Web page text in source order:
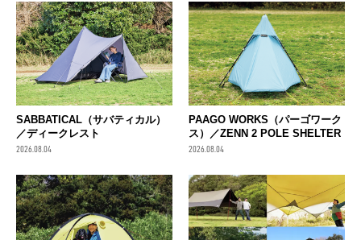
SABBATICAL（サバティカル）
／ディークレスト
2026.08.04
PAAGO WORKS（パーゴワーク
ス）／ZENN 2 POLE SHELTER
2026.08.04